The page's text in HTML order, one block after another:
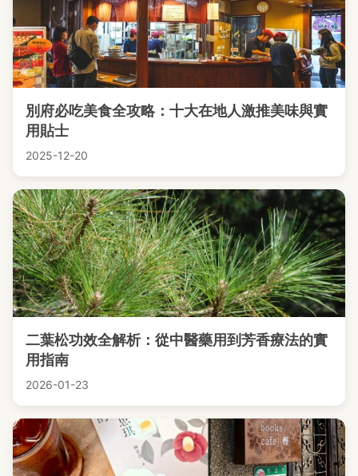
別府必吃美食全攻略：十大在地人激推美味與實
用貼士
2025-12-20
二葉松功效全解析：從中醫藥用到芳香療法的實
用指南
2026-01-23